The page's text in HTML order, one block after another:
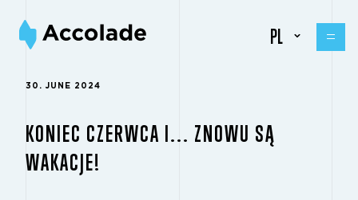
PL
30. JUNE 2024
KONIEC CZERWCA I... ZNOWU SĄ
WAKACJE!